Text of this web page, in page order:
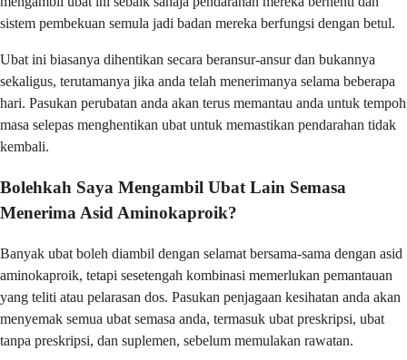
sistem pembekuan semula jadi badan mereka berfungsi dengan betul.
Ubat ini biasanya dihentikan secara beransur-ansur dan bukannya
sekaligus, terutamanya jika anda telah menerimanya selama beberapa
hari. Pasukan perubatan anda akan terus memantau anda untuk tempoh
masa selepas menghentikan ubat untuk memastikan pendarahan tidak
kembali.
Bolehkah Saya Mengambil Ubat Lain Semasa
Menerima Asid Aminokaproik?
Banyak ubat boleh diambil dengan selamat bersama-sama dengan asid
aminokaproik, tetapi sesetengah kombinasi memerlukan pemantauan
yang teliti atau pelarasan dos. Pasukan penjagaan kesihatan anda akan
menyemak semua ubat semasa anda, termasuk ubat preskripsi, ubat
tanpa preskripsi, dan suplemen, sebelum memulakan rawatan.